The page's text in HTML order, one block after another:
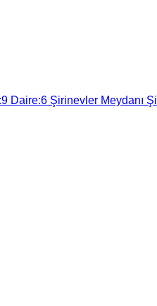
Daire:6 Şirinevler Meydanı